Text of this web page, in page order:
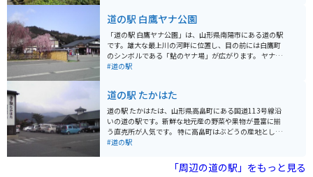
などが楽しめます。 バイクでのツーリングにも最適な場
所で、駐車場も広々としています。道の駅からは、飯豊
連峰の絶景を望むことができ、春の新緑、夏の深緑、秋
の紅葉と、四季折々の美しい景色を楽しむことができま
す。周辺には、温泉施設やキャンプ場などもあり、自然
道の駅 白鷹ヤナ公園
「道の駅 白鷹ヤナ公園」は、山形県南陽市にある道の駅
です。雄大な最上川の河畔に位置し、目の前には白鷹町
のシンボルである「鮎のヤナ場」が広がります。 ヤナ漁
の見学はもちろん、新鮮な鮎料理を堪能できるレストラ
場が完備されているので安心です。最上川沿いの道をツ
ーリングする際の休憩スポットとしても最適です。周辺
には、ぶどうやラ・フランスなど、果樹園も多く点在し
ており、季節によってはフルーツ狩りを楽しむこともで
きます。
#道の駅
道の駅 たかはた
道の駅 たかはたは、山形県高畠町にある国道113号線沿
いの道の駅です。新鮮な地元産の野菜や果物が豊富に揃
う直売所が人気です。 特に高畠町はぶどうの産地として
知られており、旬の時期には様々な種類のぶどうが販売
す。また、高畠町の郷土料理である「冷たい肉そば」を
提供する店もあり、バイクでのツーリング中の食事処と
#道の駅
「周辺の道の駅」をもっと見る